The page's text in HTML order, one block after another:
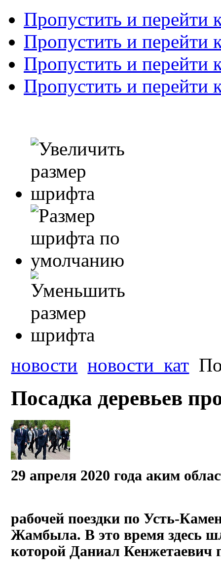
Пропустить и перейти
Пропустить и перейти
Пропустить и перейти
Пропустить и перейти
новости новости_кат
Посадка деревьев
29 апреля 2020 года аким
рабочей поездки по Усть-
Жамбыла. В это время здесь
которой Даниал Кенжетаевич